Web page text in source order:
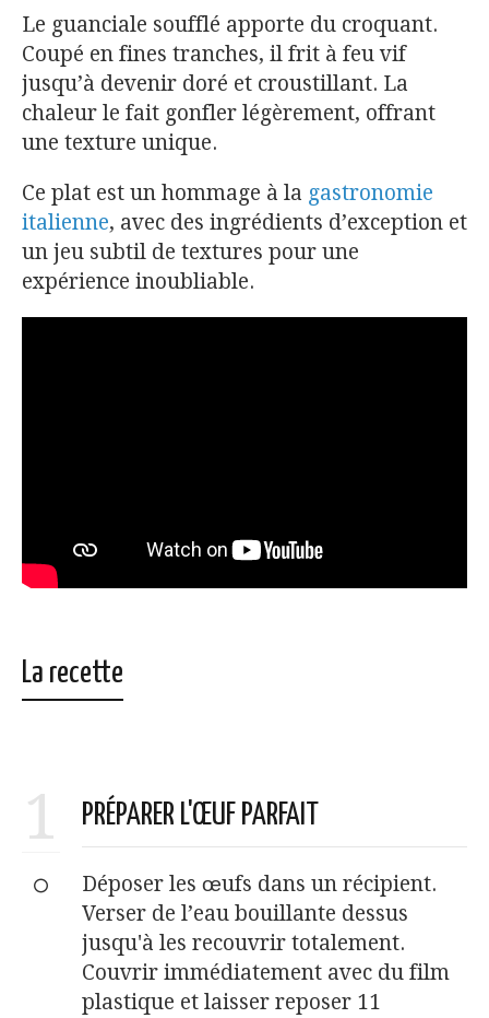
Le guanciale soufflé apporte du croquant.
Coupé en fines tranches, il frit à feu vif
jusqu’à devenir doré et croustillant. La
chaleur le fait gonfler légèrement, offrant
une texture unique.
Ce plat est un hommage à la gastronomie
italienne, avec des ingrédients d’exception et
un jeu subtil de textures pour une
expérience inoubliable.
La recette
1 PRÉPARER L'ŒUF PARFAIT
Déposer les œufs dans un récipient.
Verser de l’eau bouillante dessus
jusqu'à les recouvrir totalement.
Couvrir immédiatement avec du film
plastique et laisser reposer 11